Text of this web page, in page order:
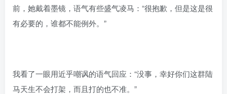
前，她戴着墨镜，语气有些盛气凌马：“很抱歉，但是这是很
有必要的，谁都不能例外。”
我看了一眼用近乎嘲讽的语气回应：“没事，幸好你们这群陆
马天生不会打架，而且打的也不准。”